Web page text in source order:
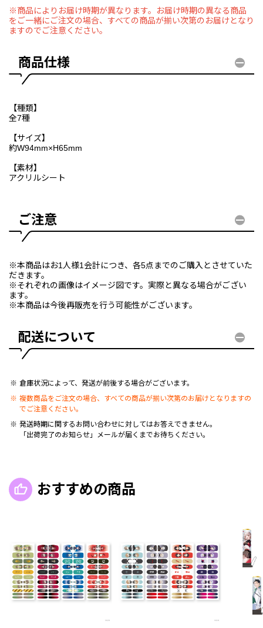
※商品によりお届け時期が異なります。お届け時期の異なる商品
をご一緒にご注文の場合、すべての商品が揃い次第のお届けとなり
ますのでご注意ください。
商品仕様
【種類】
全7種
【サイズ】
約W94mm×H65mm
【素材】
アクリルシート
ご注意
※本商品はお1人様1会計につき、各5点までのご購入とさせていた
だきます。
※それぞれの画像はイメージ図です。実際と異なる場合がござい
ます。
※本商品は今後再販売を行う可能性がございます。
配送について
倉庫状況によって、発送が前後する場合がございます。
複数商品をご注文の場合、すべての商品が揃い次第のお届けとなりますの
でご注意ください。
発送時期に関するお問い合わせに対してはお答えできません。
「出荷完了のお知らせ」メールが届くまでお待ちください。
おすすめの商品